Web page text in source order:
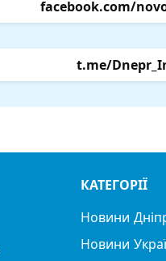
facebook.com/
t.me/
КАТЕГОРІЇ
Новини
Новини